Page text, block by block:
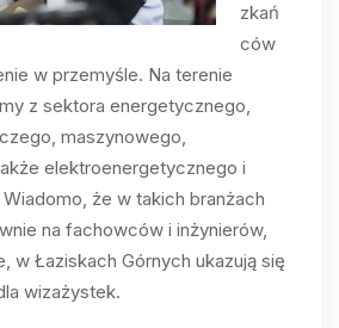
zkań
ców
w przemyśle. Na terenie
z sektora energetycznego,
maszynowego,
elektroenergetycznego i
że w takich branżach
na fachowców i inżynierów,
w Łaziskach Górnych ukazują się
wizażystek.